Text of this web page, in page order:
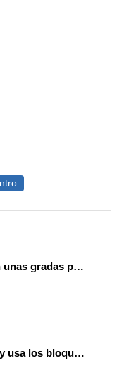
Programa con Scratch unas gradas para que produzca el efecto de desplazamiento.
Dibuja con Scratch Jr y usa los bloques de aparecer/desparecer para hacer animaciones